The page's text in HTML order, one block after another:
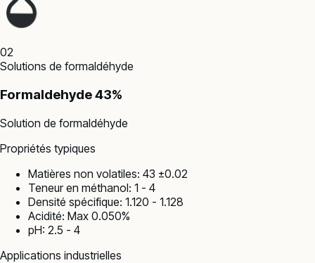
02
Solutions de formaldéhyde
Formaldehyde 43%
Solution de formaldéhyde
Propriétés typiques
Matières non volatiles: 43 ±0.02
Teneur en méthanol: 1 - 4
Densité spécifique: 1.120 - 1.128
Acidité: Max 0.050%
pH: 2.5 - 4
Applications industrielles